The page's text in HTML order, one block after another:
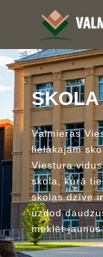
SKOLA
Valmieras Vie
lielākajām sko
Viestura vidus
skola , kurā tie
skolas dzīve ir
uzdod daudzu
meklēt jaunus